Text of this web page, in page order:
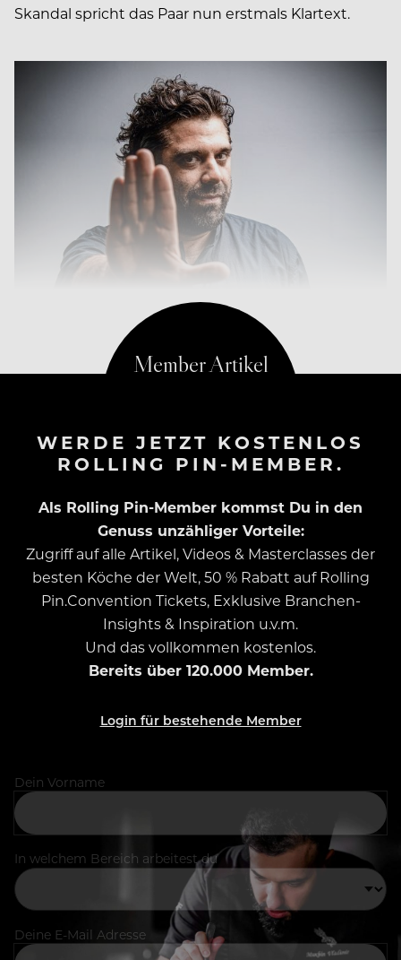
Skandal spricht das Paar nun erstmals Klartext.
WERDE JETZT KOSTENLOS
ROLLING PIN-MEMBER.
Als Rolling Pin-Member kommst Du in den
Genuss unzähliger Vorteile:
Zugriff auf alle Artikel, Videos & Masterclasses der
besten Köche der Welt, 50 % Rabatt auf Rolling
Pin.Convention Tickets, Exklusive Branchen-
Insights & Inspiration u.v.m.
Und das vollkommen kostenlos.
Bereits über 120.000 Member.
Login für bestehende Member
Dein Vorname
In welchem Bereich arbeitest du
Deine E-Mail Adresse